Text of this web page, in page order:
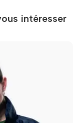
intéresser